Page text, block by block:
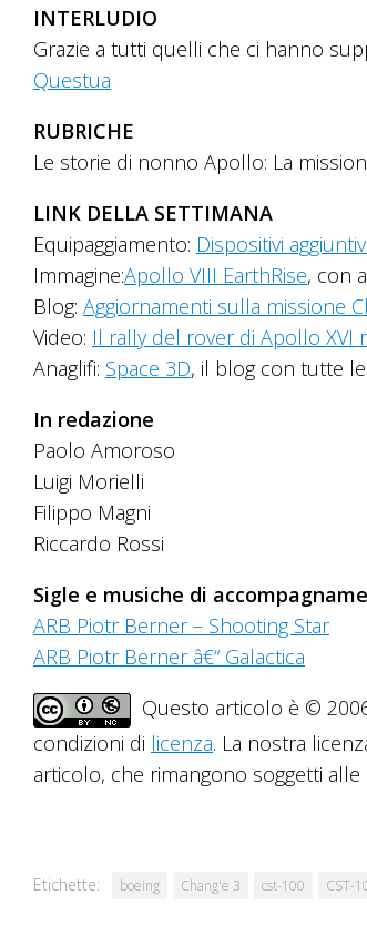
INTERLUDIO
Grazie a tutti quelli che ci hanno
Questua
RUBRICHE
Le storie di nonno Apollo: La
LINK DELLA SETTIMANA
Equipaggiamento: Dispositivi
Immagine:Apollo VIII EarthRise, con
Blog: Aggiornamenti sulla missione
Video: Il rally del rover di Apollo XVI
Anaglifi: Space 3D, il blog con tutte
In redazione
Paolo Amoroso
Luigi Morielli
Filippo Magni
Riccardo Rossi
Sigle e musiche di
ARB Piotr Berner – Shooting Star
ARB Piotr Berner â€“ Galactica
Questo articolo è ©
condizioni di licenza. La nostra
articolo, che rimangono soggetti
Etichette: boeing Chang'e 3 cst-100 CST-